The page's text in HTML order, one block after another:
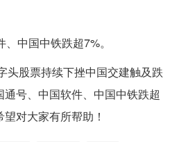
中国中铁跌超7%。
头股票持续下挫中国交建触及跌
号、中国软件、中国中铁跌超
对大家有所帮助！